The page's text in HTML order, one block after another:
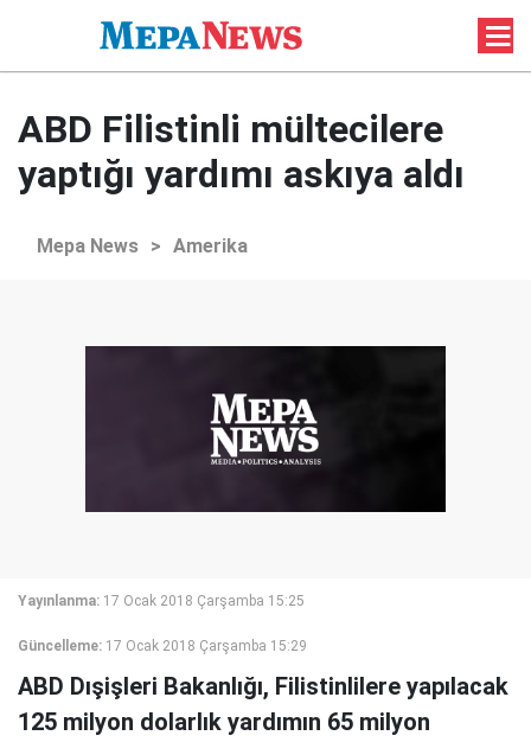
ABD Filistinli mültecilere
yaptığı yardımı askıya aldı
Mepa News > Amerika
Yayınlanma: 17 Ocak 2018 Çarşamba 15:25
Güncelleme: 17 Ocak 2018 Çarşamba 15:29
ABD Dışişleri Bakanlığı, Filistinlilere yapılacak
125 milyon dolarlık yardımın 65 milyon